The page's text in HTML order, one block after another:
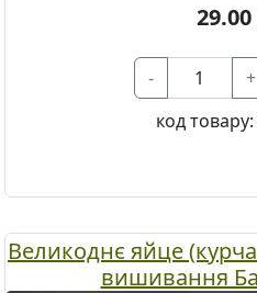
29.00
- +
код товару:
Великоднє яйце
вишивання